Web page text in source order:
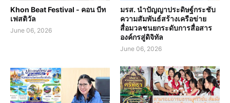
Khon Beat Festival - คอน บีท
เฟสติวัล
June 06, 2026
มรส. นำปัญญาประดิษฐ์กระชับ
ความสัมพันธ์สร้างเครือข่าย
สื่อมวลชนยกระดับการสื่อสาร
องค์กรสู่ดิจิทัล
June 06, 2026